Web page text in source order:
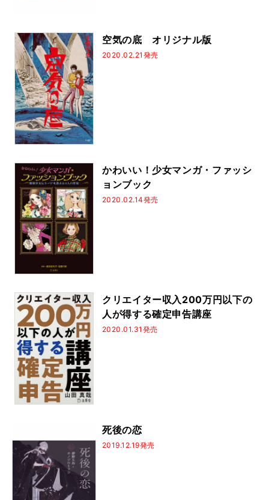
空気の底 オリジナル版
2020.02.21発売
かわいい！少女マンガ・ファッシ
ョンブック
2020.02.14発売
クリエイター収入200万円以下の
人が得する確定申告講座
2020.01.31発売
死後の恋
2019.12.19発売